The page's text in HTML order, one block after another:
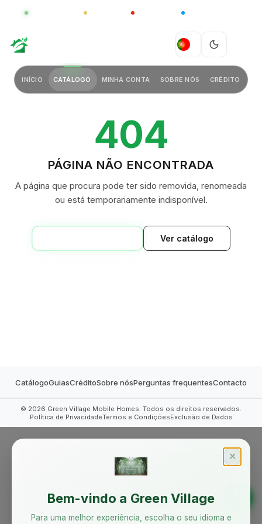
GLOBAL CHINA
PT
INÍCIO CATÁLOGO MINHA CONTA SOBRE NÓS CRÉDITO
404
PÁGINA NÃO ENCONTRADA
A página que procura pode ter sido removida, renomeada
ou está temporariamente indisponível.
Ver catálogo
CatálogoGuiasCréditoSobre nósPerguntas frequentesContacto
© 2026 Green Village Mobile Homes. Todos os direitos reservados.
Política de PrivacidadeTermos e CondiçõesExclusão de Dados
✕
Bem-vindo a Green Village
Para uma melhor experiência, escolha o seu idioma e